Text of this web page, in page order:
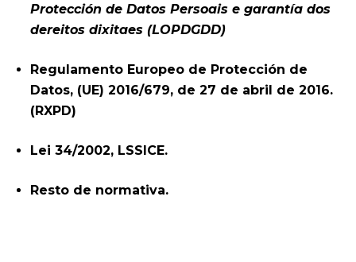
Protección de Datos Persoais e garantía dos
dereitos dixitaes (LOPDGDD)
Regulamento Europeo de Protección de
Datos, (UE) 2016/679, de 27 de abril de 2016.
(RXPD)
Lei 34/2002, LSSICE.
Resto de normativa.